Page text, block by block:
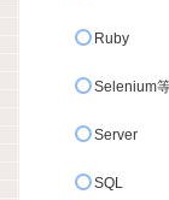
Ruby
Selenium
Server
SQL